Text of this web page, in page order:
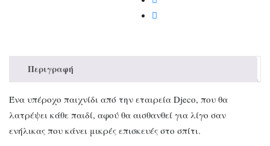
Περιγραφή
Ένα υπέροχο παιχνίδι από την εταιρεία Djeco, που θα
λατρέψει κάθε παιδί, αφού θα αισθανθεί για λίγο σαν
ενήλικας που κάνει μικρές επισκευές στο σπίτι.